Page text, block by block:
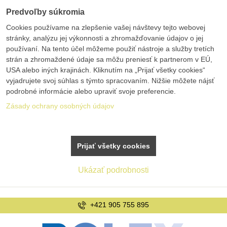
Predvoľby súkromia
Cookies používame na zlepšenie vašej návštevy tejto webovej
stránky, analýzu jej výkonnosti a zhromažďovanie údajov o jej
používaní. Na tento účel môžeme použiť nástroje a služby tretích
strán a zhromaždené údaje sa môžu preniesť k partnerom v EÚ,
USA alebo iných krajinách. Kliknutím na „Prijať všetky cookies“
vyjadrujete svoj súhlas s týmto spracovaním. Nižšie môžete nájsť
podrobné informácie alebo upraviť svoje preferencie.
Zásady ochrany osobných údajov
Ukázať podrobnosti
Prijať všetky cookies